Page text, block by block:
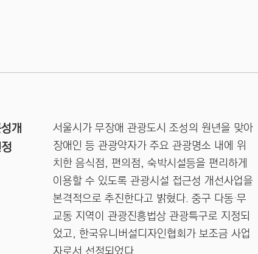
개
서울시가 무장애 관광도시 조성의 원년을 맞아
장애인 등 관광약자가 주요 관광명소 내에 위
치한 음식점, 편의점, 숙박시설등을 편리하게
이용할 수 있도록 관광시설 접근성 개선사업을
본격적으로 추진한다고 밝혔다. 중구 다동·무
교동 지역이 관광진흥법상 관광특구로 지정되
었고, 한국유니버설디자인협회가 보조금 사업